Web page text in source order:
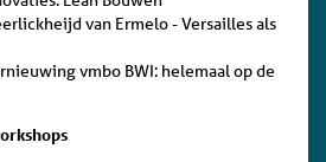
van Ermelo - Versailles als
vmbo BWI: helemaal op de